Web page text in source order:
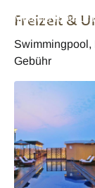
Mercure
Freizeit &
Swimmingpool,
Gebühr